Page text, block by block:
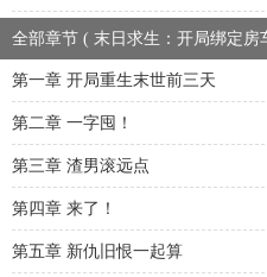
全部章节 ( 末日求生：开局绑定房
第一章 开局重生末世前三天
第二章 一字囤！
第三章 渣男滚远点
第四章 来了！
第五章 新仇旧恨一起算